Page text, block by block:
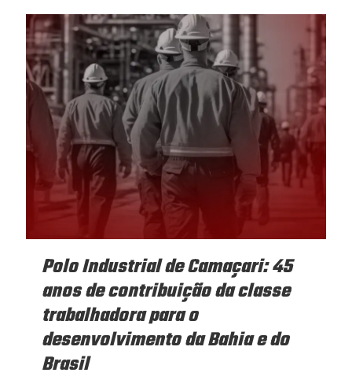
Polo Industrial de Camaçari: 45
anos de contribuição da classe
trabalhadora para o
desenvolvimento da Bahia e do
Brasil